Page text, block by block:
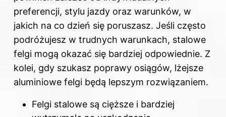
preferencji, stylu jazdy oraz warunków, w
jakich na co dzień się poruszasz. Jeśli często
podróżujesz w trudnych warunkach, stalowe
felgi mogą okazać się bardziej odpowiednie. Z
kolei, gdy szukasz poprawy osiągów, lżejsze
aluminiowe felgi będą lepszym rozwiązaniem.
Felgi stalowe są cięższe i bardziej